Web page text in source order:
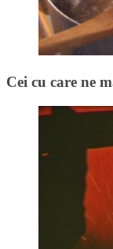
Cei cu care ne